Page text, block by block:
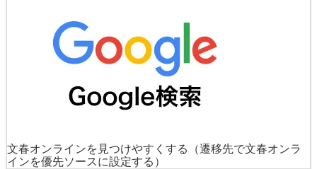
文春オンラインを見つけやすくする
（遷移先で文春オンラ
インを優先ソースに設定する）